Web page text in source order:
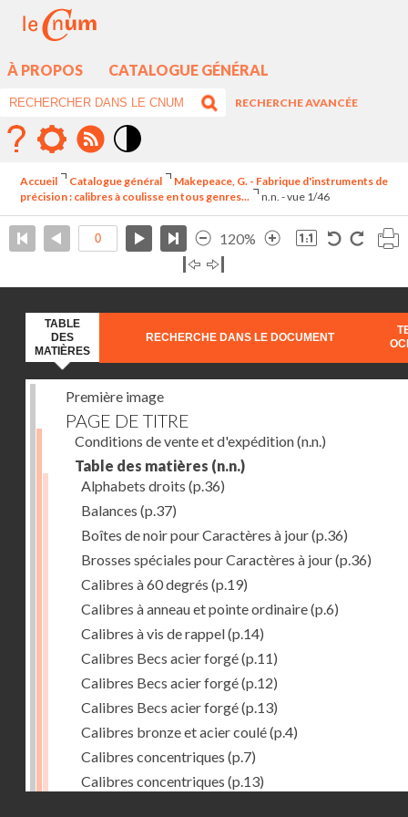
À PROPOS CATALOGUE GÉNÉRAL
RECHERCHE AVANCÉE
élévé
Accueil Catalogue général
Makepeace, G. - Fabrique d'instruments de
précision : calibres à coulisse en tous genres...
n.n. - vue 1/46
120%
TABLE
DES
MATIÈRES
RECHERCHE DANS LE DOCUMENT
Première image
PAGE DE TITRE
Conditions de vente et d'expédition(n.n.)
Table des matières (n.n.)
Alphabets droits (p.36)
Balances (p.37)
Boîtes de noir pour Caractères à jour(p.36)
Brosses spéciales pour Caractères à jour(p.36)
Calibres à 60 degrés (p.19)
Calibres à anneau et pointe ordinaire(p.6)
Calibres à vis de rappel(p.14)
Calibres Becs acier forgé(p.11)
Calibres Becs acier forgé(p.12)
Calibres Becs acier forgé(p.13)
Calibres bronze et acier coulé(p.4)
Calibres concentriques (p.7)
Calibres concentriques (p.13)